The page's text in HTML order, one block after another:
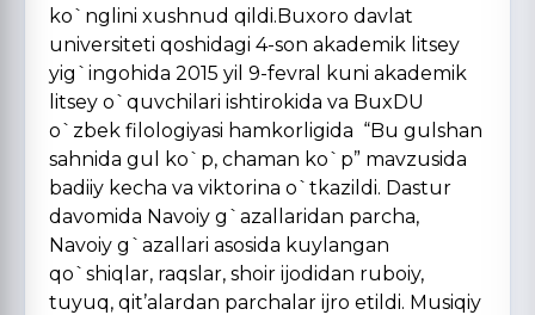
ko`nglini xushnud qildi.Buxoro davlat
universiteti qoshidagi 4-son akademik litsey
yig`ingohida 2015 yil 9-fevral kuni akademik
litsey o`quvchilari ishtirokida va BuxDU
o`zbek filologiyasi hamkorligida “Bu gulshan
sahnida gul ko`p, chaman ko`p” mavzusida
badiiy kecha va viktorina o`tkazildi. Dastur
davomida Navoiy g`azallaridan parcha,
Navoiy g`azallari asosida kuylangan
qo`shiqlar, raqslar, shoir ijodidan ruboiy,
tuyuq, qit’alardan parchalar ijro etildi. Musiqiy